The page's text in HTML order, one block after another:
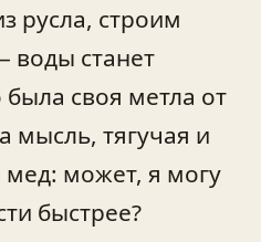
русла, строим
станет
своя метла от
тягучая и
мед: может, я могу
быстрее?